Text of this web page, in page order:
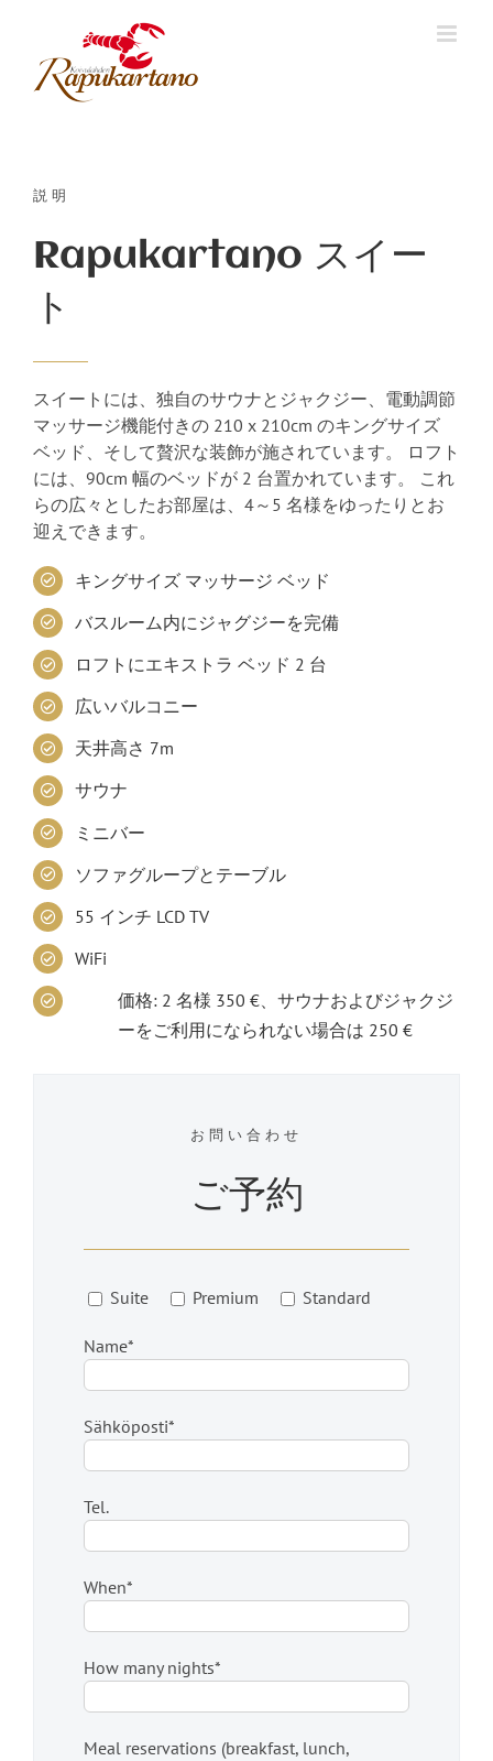
content
説明
Rapukartano スイー
ト
スイートには、独自のサウナとジャクジー、電動調節
マッサージ機能付きの 210 x 210cm のキングサイズ
ベッド、そして贅沢な装飾が施されています。 ロフト
には、90cm 幅のベッドが 2 台置かれています。 これ
らの広々としたお部屋は、4～5 名様をゆったりとお
迎えできます。
キングサイズ マッサージ ベッド
バスルーム内にジャグジーを完備
ロフトにエキストラ ベッド 2 台
広いバルコニー
天井高さ 7m
サウナ
ミニバー
ソファグループとテーブル
55 インチ LCD TV
WiFi
価格: 2 名様 350 €、サウナおよびジャクジ
ーをご利用になられない場合は 250 €
お問い合わせ
ご予約
Suite Premium Standard
Name*
Sähköposti*
Tel.
When*
How many nights*
Meal reservations (breakfast, lunch,